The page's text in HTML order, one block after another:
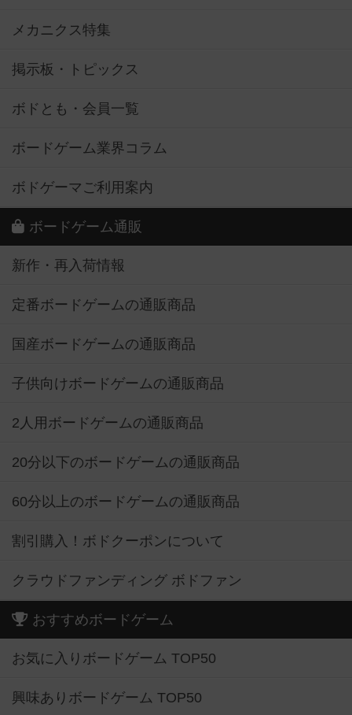
メカニクス特集
掲示板・トピックス
ボドとも・会員一覧
ボードゲーム業界コラム
ボドゲーマご利用案内
ボードゲーム通販
新作・再入荷情報
定番ボードゲームの通販商品
国産ボードゲームの通販商品
子供向けボードゲームの通販商品
2人用ボードゲームの通販商品
20分以下のボードゲームの通販商品
60分以上のボードゲームの通販商品
割引購入！ボドクーポンについて
クラウドファンディング ボドファン
おすすめボードゲーム
お気に入りボードゲーム TOP50
興味ありボードゲーム TOP50